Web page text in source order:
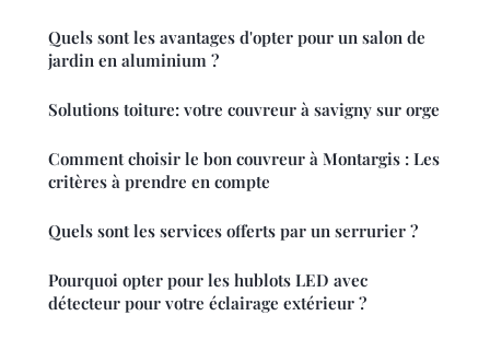
Quels sont les avantages d'opter pour un salon de
jardin en aluminium ?
Solutions toiture: votre couvreur à savigny sur orge
Comment choisir le bon couvreur à Montargis : Les
critères à prendre en compte
Quels sont les services offerts par un serrurier ?
Pourquoi opter pour les hublots LED avec
détecteur pour votre éclairage extérieur ?